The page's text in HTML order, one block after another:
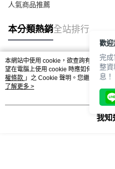
宅配
每筆NT$120，滿NT$6,000(含以
人氣商品推薦
本分類熱銷全站排行
熱門標籤
本網站中使用 cookie，欲查詢有關本網
望在電腦上使用 cookie 時應如何變更電
權條款 」之 Cookie 聲明。您繼續使用
用條款之 Cookie 聲明使用 cookie。
了解更多 >
我知
歡
完
整
息！